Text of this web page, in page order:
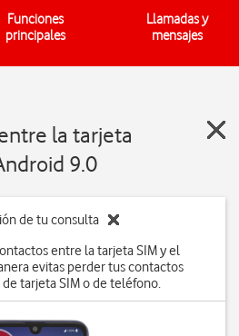
Funciones
principales
Llamadas y
mensajes
la tarjeta
9.0
de tu consulta
entre la tarjeta SIM y el
evitas perder tus contactos
tarjeta SIM o de teléfono.